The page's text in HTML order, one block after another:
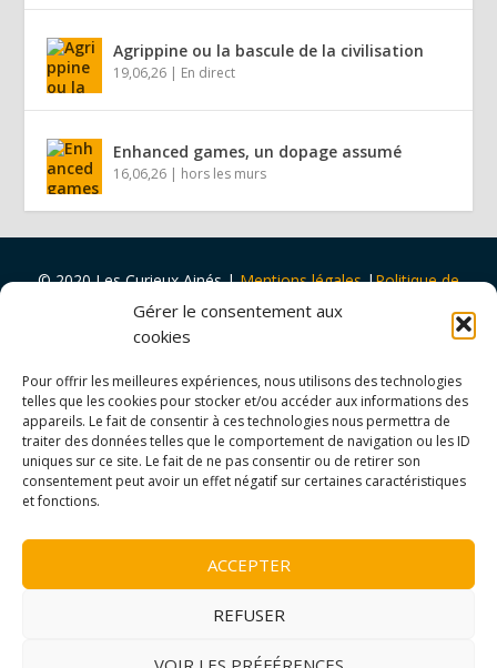
Gérer le consentement aux
cookies
Pour offrir les meilleures expériences, nous utilisons des technologies
telles que les cookies pour stocker et/ou accéder aux informations des
appareils. Le fait de consentir à ces technologies nous permettra de
traiter des données telles que le comportement de navigation ou les ID
uniques sur ce site. Le fait de ne pas consentir ou de retirer son
consentement peut avoir un effet négatif sur certaines caractéristiques
et fonctions.
ACCEPTER
REFUSER
Agrippine ou la bascule de la civilisation
19,06,26 | En direct
Enhanced games, un dopage assumé
16,06,26 | hors les murs
© 2020 Les Curieux Ainés |Mentions légales |Politique de
cookies |Design parTapa Idée
Projet porté par Vers Volant
Ville de Rouen